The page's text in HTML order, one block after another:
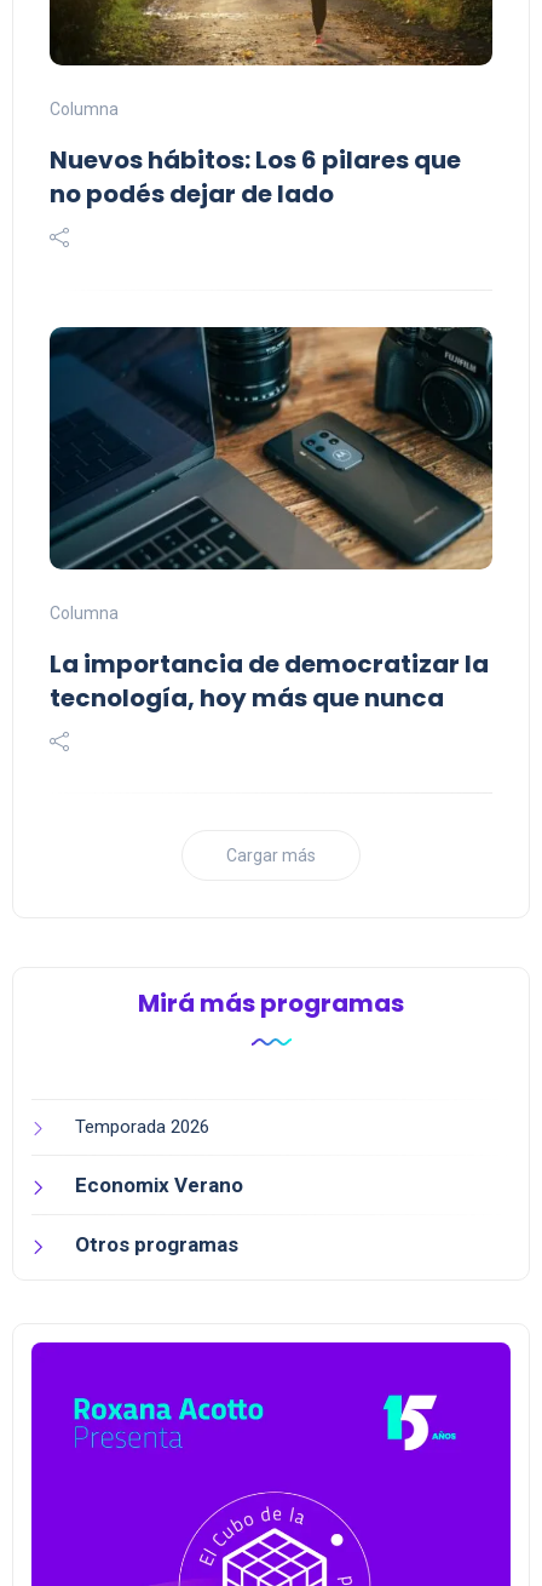
Columna
Nuevos hábitos: Los 6 pilares que
no podés dejar de lado
Columna
La importancia de democratizar la
tecnología, hoy más que nunca
Cargar más
Mirá más programas
Temporada 2026
Economix Verano
Otros programas